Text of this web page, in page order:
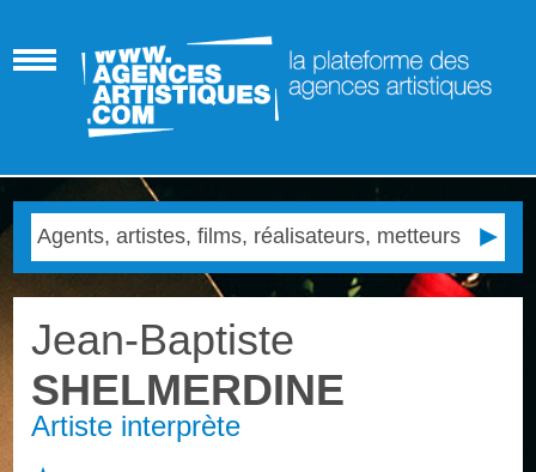
Jean-Baptiste
SHELMERDINE
Artiste interprète